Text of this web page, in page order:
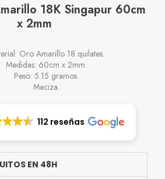
18K Singapur 60cm
x 2mm
Oro Amarillo 18 quilates.
Medidas: 60cm x 2mm.
Peso: 5.15 gramos.
Maciza.
112 reseñas
EN 48H